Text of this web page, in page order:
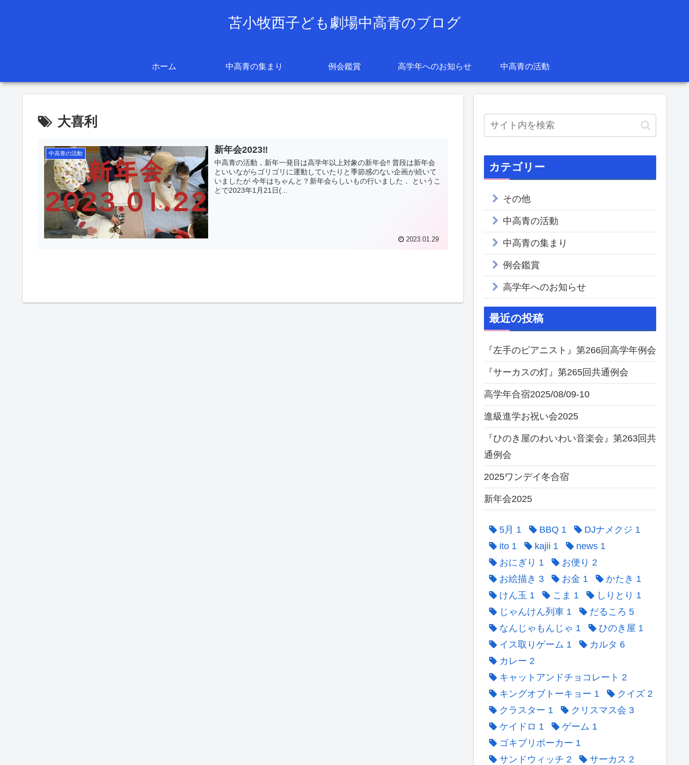
苫小牧西子ども劇場中高青のブログ
ホーム 中高青の集まり 例会鑑賞 高学年へのお知らせ 中高青の活動
大喜利
中高青の活動 新年会2023‼︎
中高青の活動，新年一発目は高学年以上対象の新年会‼︎ 普段は新年会
といいながらゴリゴリに運動していたりと季節感のない企画が続いて
いましたが 今年はちゃんと？新年会らしいもの行いました． というこ
とで2023年1月21日(...
2023.01.29
カテゴリー
その他
中高青の活動
中高青の集まり
例会鑑賞
高学年へのお知らせ
最近の投稿
『左手のピアニスト』第266回高学年例会
『サーカスの灯』第265回共通例会
高学年合宿2025/08/09-10
進級進学お祝い会2025
『ひのき屋のわいわい音楽会』第263回共
通例会
2025ワンデイ冬合宿
新年会2025
5月 1 BBQ 1 DJナメクジ 1
ito 1 kajii 1 news 1
おにぎり 1 お便り 2
お絵描き 3 お金 1 かたき 1
けん玉 1 こま 1 しりとり 1
じゃんけん列車 1 だるころ 5
なんじゃもんじゃ 1 ひのき屋 1
イス取りゲーム 1 カルタ 6
カレー 2
キャットアンドチョコレート 2
キングオブトーキョー 1 クイズ 2
クラスター 1 クリスマス会 3
ケイドロ 1 ゲーム 1
ゴキブリポーカー 1
サンドウィッチ 2 サーカス 2